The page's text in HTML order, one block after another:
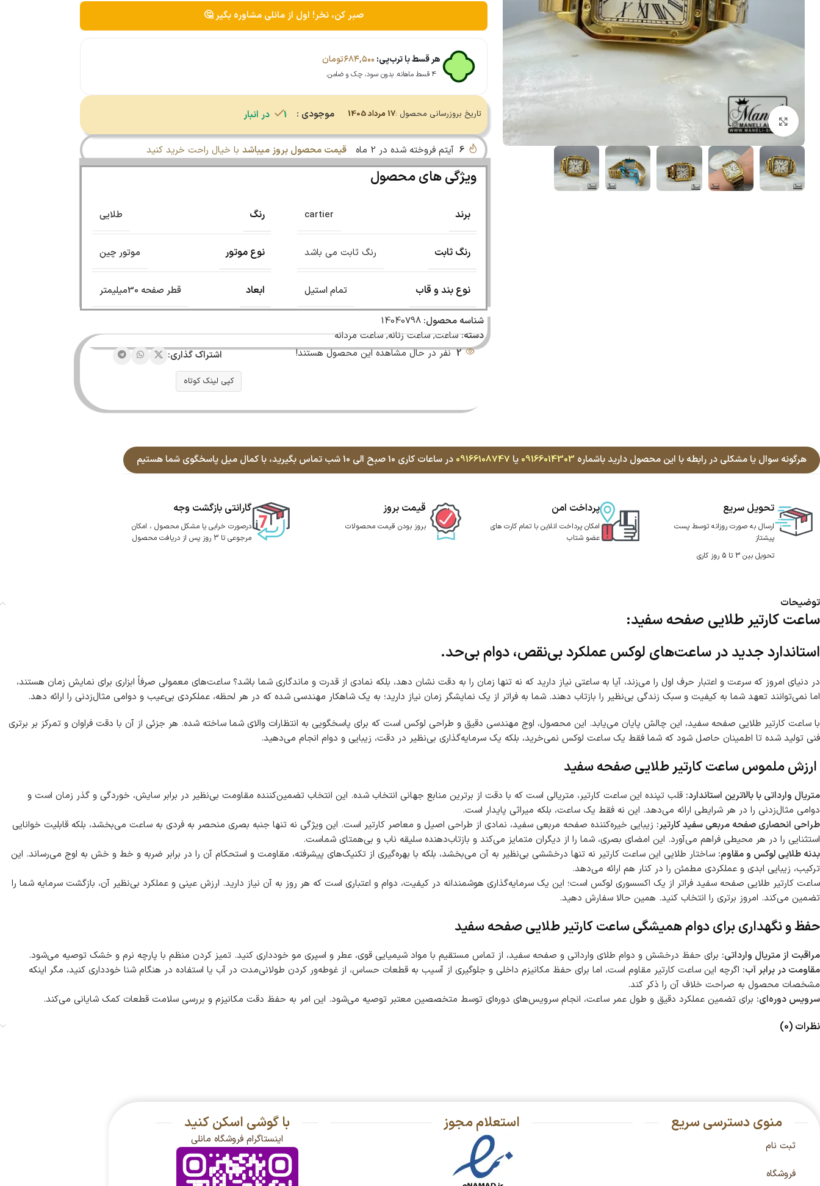
بزرگنمایی تصویر
صبر کن، نخر! اول از مانلی مشاوره بگیر 🤔
هر قسط با ترب‌پی: ۶۸۴,۵۰۰تومان
۴ قسط ماهانه. بدون سود، چک و ضامن.
17 مرداد 1405تاریخ بروزرسانی محصول : موجودی : 1 در انبار
6 آیتم فروخته شده در 2 ماه قیمت محصول بروز میباشد با خیال راحت خرید کنید
ویژگی های محصول
برند cartier رنگ طلایی
رنگ ثابت رنگ ثابت می باشد نوع موتور موتور چین
نوع بند و قاب تمام استیل ابعاد قطر صفحه 30میلیمتر
شناسه محصول:14040798
دسته: ساعت, ساعت زنانه, ساعت مردانه
2 نفر در حال مشاهده این محصول هستند! اشتراک گذاری:
کپی لینک کوتاه
هرگونه سوال یا مشکلی در رابطه با این محصول دارید باشماره 09166014303 یا 09166108747 در ساعات کاری 10 صبح الی 10 شب تماس بگیرید، با کمال میل پاسخگوی شما هستیم
تحویل سریع
ارسال به صورت روزانه توسط پست
پیشتاز
تحویل بین 3 تا 5 روز کاری
پرداخت امن
امکان پرداخت انلاین با تمام کارت های
عضو شتاب
قیمت بروز
بروز بودن قیمت محصولات
گارانتی بازگشت وجه
درصورت خرابی یا مشکل محصول ، امکان
مرجوعی تا 3 روز پس از دریافت محصول
توضیحات
ساعت کارتیر طلایی صفحه سفید:
استاندارد جدید در ساعت‌های لوکس عملکرد بی‌نقص، دوام بی‌حد.
در دنیای امروز که سرعت و اعتبار حرف اول را می‌زند، آیا به ساعتی نیاز دارید که نه تنها زمان را به دقت نشان دهد، بلکه نمادی از قدرت و ماندگاری شما باشد؟ ساعت‌های معمولی صرفاً ابزاری برای نمایش زمان هستند،
اما نمی‌توانند تعهد شما به کیفیت و سبک زندگی بی‌نظیر را بازتاب دهند. شما به فراتر از یک نمایشگر زمان نیاز دارید؛ به یک شاهکار مهندسی شده که در هر لحظه، عملکردی بی‌عیب و دوامی مثال‌زدنی را ارائه دهد.
با ساعت کارتیر طلایی صفحه سفید، این چالش پایان می‌یابد. این محصول، اوج مهندسی دقیق و طراحی لوکس است که برای پاسخگویی به انتظارات والای شما ساخته شده. هر جزئی از آن با دقت فراوان و تمرکز بر برتری
فنی تولید شده تا اطمینان حاصل شود که شما فقط یک ساعت لوکس نمی‌خرید، بلکه یک سرمایه‌گذاری بی‌نظیر در دقت، زیبایی و دوام انجام می‌دهید.
ارزش ملموس ساعت کارتیر طلایی صفحه سفید
متریال وارداتی با بالاترین استاندارد: قلب تپنده این ساعت کارتیر، متریالی است که با دقت از برترین منابع جهانی انتخاب شده. این انتخاب تضمین‌کننده مقاومت بی‌نظیر در برابر سایش، خوردگی و گذر زمان است و
دوامی مثال‌زدنی را در هر شرایطی ارائه می‌دهد. این نه فقط یک ساعت، بلکه میراثی پایدار است.
طراحی انحصاری صفحه مربعی سفید کارتیر: زیبایی خیره‌کننده صفحه مربعی سفید، نمادی از طراحی اصیل و معاصر کارتیر است. این ویژگی نه تنها جنبه بصری منحصر به فردی به ساعت می‌بخشد، بلکه قابلیت خوانایی
استثنایی را در هر محیطی فراهم می‌آورد. این امضای بصری، شما را از دیگران متمایز می‌کند و بازتاب‌دهنده سلیقه ناب و بی‌همتای شماست.
بدنه طلایی لوکس و مقاوم: ساختار طلایی این ساعت کارتیر نه تنها درخششی بی‌نظیر به آن می‌بخشد، بلکه با بهره‌گیری از تکنیک‌های پیشرفته، مقاومت و استحکام آن را در برابر ضربه و خط و خش به اوج می‌رساند. این
ترکیب، زیبایی ابدی و عملکردی مطمئن را در کنار هم ارائه می‌دهد.
ساعت کارتیر طلایی صفحه سفید فراتر از یک اکسسوری لوکس است؛ این یک سرمایه‌گذاری هوشمندانه در کیفیت، دوام و اعتباری است که هر روز به آن نیاز دارید. ارزش عینی و عملکرد بی‌نظیر آن، بازگشت سرمایه شما را
تضمین می‌کند. امروز برتری را انتخاب کنید. همین حالا سفارش دهید.
حفظ و نگهداری برای دوام همیشگی ساعت کارتیر طلایی صفحه سفید
مراقبت از متریال وارداتی: برای حفظ درخشش و دوام طلای وارداتی و صفحه سفید، از تماس مستقیم با مواد شیمیایی قوی، عطر و اسپری مو خودداری کنید. تمیز کردن منظم با پارچه نرم و خشک توصیه می‌شود.
مقاومت در برابر آب: اگرچه این ساعت کارتیر مقاوم است، اما برای حفظ مکانیزم داخلی و جلوگیری از آسیب به قطعات حساس، از غوطه‌ور کردن طولانی‌مدت در آب یا استفاده در هنگام شنا خودداری کنید، مگر اینکه
مشخصات محصول به صراحت خلاف آن را ذکر کند.
سرویس دوره‌ای: برای تضمین عملکرد دقیق و طول عمر ساعت، انجام سرویس‌های دوره‌ای توسط متخصصین معتبر توصیه می‌شود. این امر به حفظ دقت مکانیزم و بررسی سلامت قطعات کمک شایانی می‌کند.
نظرات (0)
منوی دسترسی سریع
ثبت نام
فروشگاه
استعلام مجوز با گوشی اسکن کنید
اینستاگرام فروشگاه مانلی